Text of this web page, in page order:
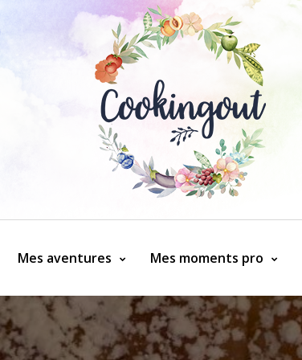
Mes aventures Mes moments pro